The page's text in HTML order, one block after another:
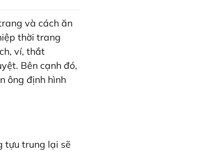
và cách ăn
thời trang
ví, thắt
Bên cạnh đó,
ông định hình
tựu trung lại sẽ